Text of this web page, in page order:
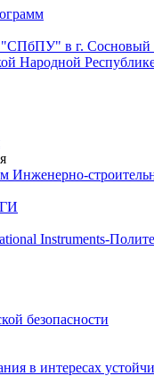
"СПбПУ" в г. Сосновый
Народной
Instruments-
безопасности
в интересах